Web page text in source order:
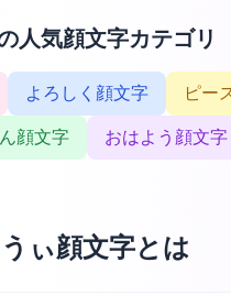
人気顔文字カテゴリ
よろしく顔文字 ピー
顔文字 おはよう顔文字
うぃ顔文字とは